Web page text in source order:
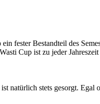
fes­ter Bestand­teil des
Cup ist zu jeder
natür­lich stets gesorgt.